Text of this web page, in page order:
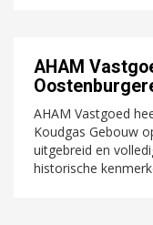
AHAM
AHAM Vastgoed
Koudgas Gebouw
uitgebreid en
historische